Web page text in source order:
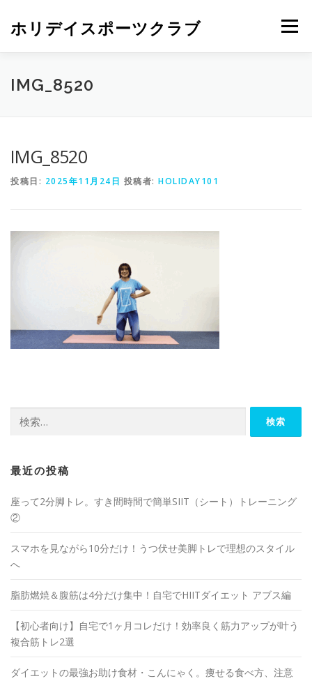
ホリデイスポーツクラブ メニュー
IMG_8520
IMG_8520
投稿日: 2025年11月24日 投稿者: HOLIDAY101
最近の投稿
座って2分脚トレ。すき間時間で簡単SIIT（シート）トレーニング
②
スマホを見ながら10分だけ！うつ伏せ美脚トレで理想のスタイル
へ
脂肪燃焼＆腹筋は4分だけ集中！自宅でHIITダイエット アブス編
【初心者向け】自宅で1ヶ月コレだけ！効率良く筋力アップが叶う
複合筋トレ2選
ダイエットの最強お助け食材・こんにゃく。痩せる食べ方、注意